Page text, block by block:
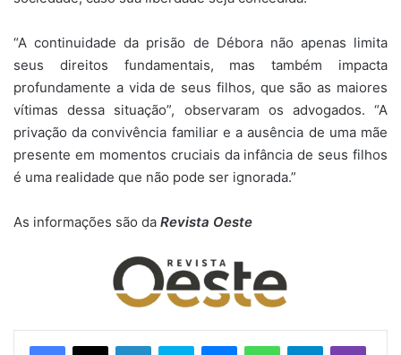
“A continuidade da prisão de Débora não apenas limita
seus direitos fundamentais, mas também impacta
profundamente a vida de seus filhos, que são as maiores
vítimas dessa situação”, observaram os advogados. “A
privação da convivência familiar e a ausência de uma mãe
presente em momentos cruciais da infância de seus filhos
é uma realidade que não pode ser ignorada.”
As informações são da Revista Oeste
Telegram